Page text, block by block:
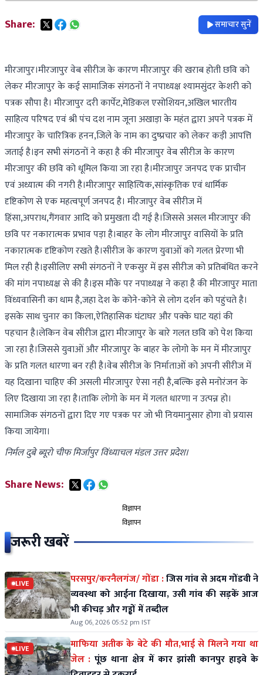
Share: समाचार सुनें
मीरजापुर।मीरजापुर वेब सीरीज के कारण मीरजापुर की खराब होती छवि को
लेकर मीरजापुर के कई सामाजिक संगठनों ने नपाध्यक्ष श्यामसुंदर केशरी को
पत्रक सौपा है। मीरजापुर दरी कार्पेट,मेडिकल एसोशियन,अखिल भारतीय
साहित्य परिषद एवं श्री पंच दश नाम जूना अखाड़ा के महंत द्वारा अपने पत्रक में
मीरजापुर के चारित्रिक हनन,जिले के नाम का दुष्प्रचार को लेकर कड़ी आपत्ति
जताई है।इन सभी संगठनों ने कहा है की मीरजापुर वेब सीरीज के कारण
मीरजापुर की छवि को धूमिल किया जा रहा है।मीरजापुर जनपद एक प्राचीन
एवं अध्यात्म की नगरी है।मीरजापुर साहित्यिक,सांस्कृतिक एवं धार्मिक
दृष्टिकोण से एक महत्वपूर्ण जनपद है। मीरजापुर वेब सीरीज में
हिंसा,अपराध,गैंगवार आदि को प्रमुखता दी गई है।जिससे असल मीरजापुर की
छवि पर नकारात्मक प्रभाव पड़ा है।बाहर के लोग मीरजापुर वासियों के प्रति
नकारात्मक दृष्टिकोण रखते है।सीरीज के कारण युवाओं को गलत प्रेरणा भी
मिल रही है।इसीलिए सभी संगठनों ने एकसुर में इस सीरीज को प्रतिबंधित करने
की मांग नपाध्यक्ष से की है।इस मौके पर नपाध्यक्ष ने कहा है की मीरजापुर माता
विंध्यवासिनी का धाम है,जहा देश के कोने-कोने से लोग दर्शन को पहुंचते है।
इसके साथ चुनार का किला,ऐतिहासिक घंटाघर और पक्के घाट यहां की
पहचान है।लेकिन वेब सीरीज द्वारा मीरजापुर के बारे गलत छवि को पेश किया
जा रहा है।जिससे युवाओं और मीरजापुर के बाहर के लोगो के मन में मीरजापुर
के प्रति गलत धारणा बन रही है।वेब सीरीज के निर्माताओं को अपनी सीरीज में
यह दिखाना चाहिए की असली मीरजापुर ऐसा नही है,बल्कि इसे मनोरंजन के
लिए दिखाया जा रहा है।ताकि लोगो के मन में गलत धारणा न उत्पन्न हो।
सामाजिक संगठनों द्वारा दिए गए पत्रक पर जो भी नियमानुसार होगा वो प्रयास
किया जायेगा।
निर्मल दुबे ब्यूरो चीफ मिर्जापुर विंध्याचल मंडल उत्तर प्रदेश।
Share News:
विज्ञापन
विज्ञापन
जरूरी खबरें
LIVE परसपुर/करनैलगंज/ गोंडा :जिस गांव से अदम गोंडवी ने
व्यवस्था को आईना दिखाया, उसी गांव की सड़कें आज
भी कीचड़ और गड्ढों में तब्दील
Aug 06, 2026 05:52 pm IST
LIVE
माफिया अतीक के बेटे की मौत,भाई से मिलने गया था
जेल : पूंछ थाना क्षेत्र में कार झांसी कानपुर हाइवे के